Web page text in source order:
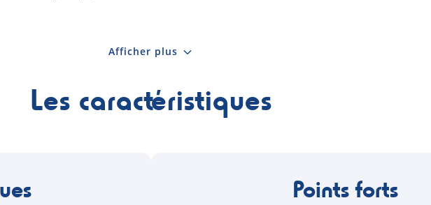
Afficher plus
Les caractéristiques
Points forts